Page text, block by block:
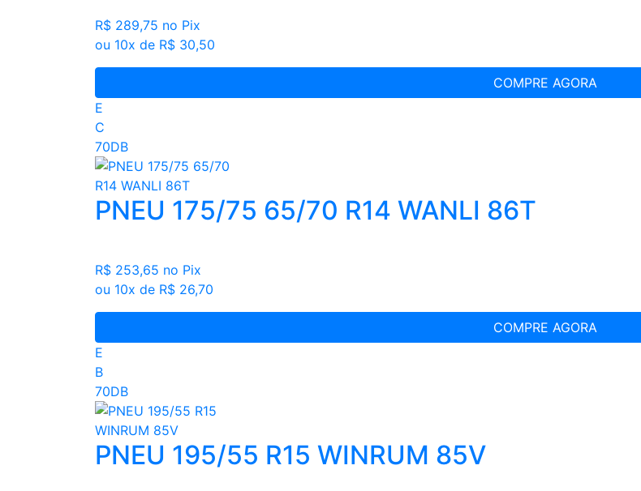
R$ 289,75 no Pix
ou 10x de R$ 30,50
COMPRE AGORA
E
C
70DB
PNEU 175/75 65/70 R14 WANLI 86T
R$ 253,65 no Pix
ou 10x de R$ 26,70
COMPRE AGORA
E
B
70DB
PNEU 195/55 R15 WINRUM 85V